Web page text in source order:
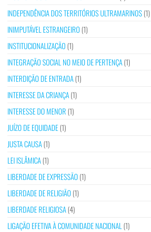
INDEPENDÊNCIA DOS TERRITÓRIOS ULTRAMARINOS(1)
INIMPUTÁVEL ESTRANGEIRO (1)
INSTITUCIONALIZAÇÃO (1)
INTEGRAÇÃO SOCIAL NO MEIO DE PERTENÇA(1)
INTERDIÇÃO DE ENTRADA(1)
INTERESSE DA CRIANÇA(1)
INTERESSE DO MENOR (1)
JUÍZO DE EQUIDADE(1)
JUSTA CAUSA(1)
LEI ISLÂMICA(1)
LIBERDADE DE EXPRESSÃO (1)
LIBERDADE DE RELIGIÃO (1)
LIBERDADE RELIGIOSA(4)
LIGAÇÃO EFETIVA À COMUNIDADE NACIONAL (1)